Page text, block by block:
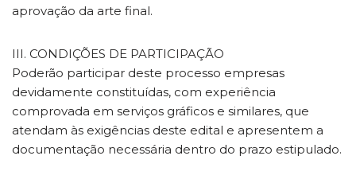
aprovação da arte final.
III. CONDIÇÕES DE PARTICIPAÇÃO
Poderão participar deste processo empresas
devidamente constituídas, com experiência
comprovada em serviços gráficos e similares, que
atendam às exigências deste edital e apresentem a
documentação necessária dentro do prazo estipulado.